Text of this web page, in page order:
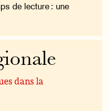
de lecture : une
dans la